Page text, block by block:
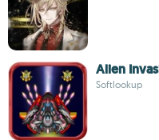
Alien
Softlookup